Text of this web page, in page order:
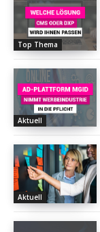
Top Thema
Aktuell
Aktuell